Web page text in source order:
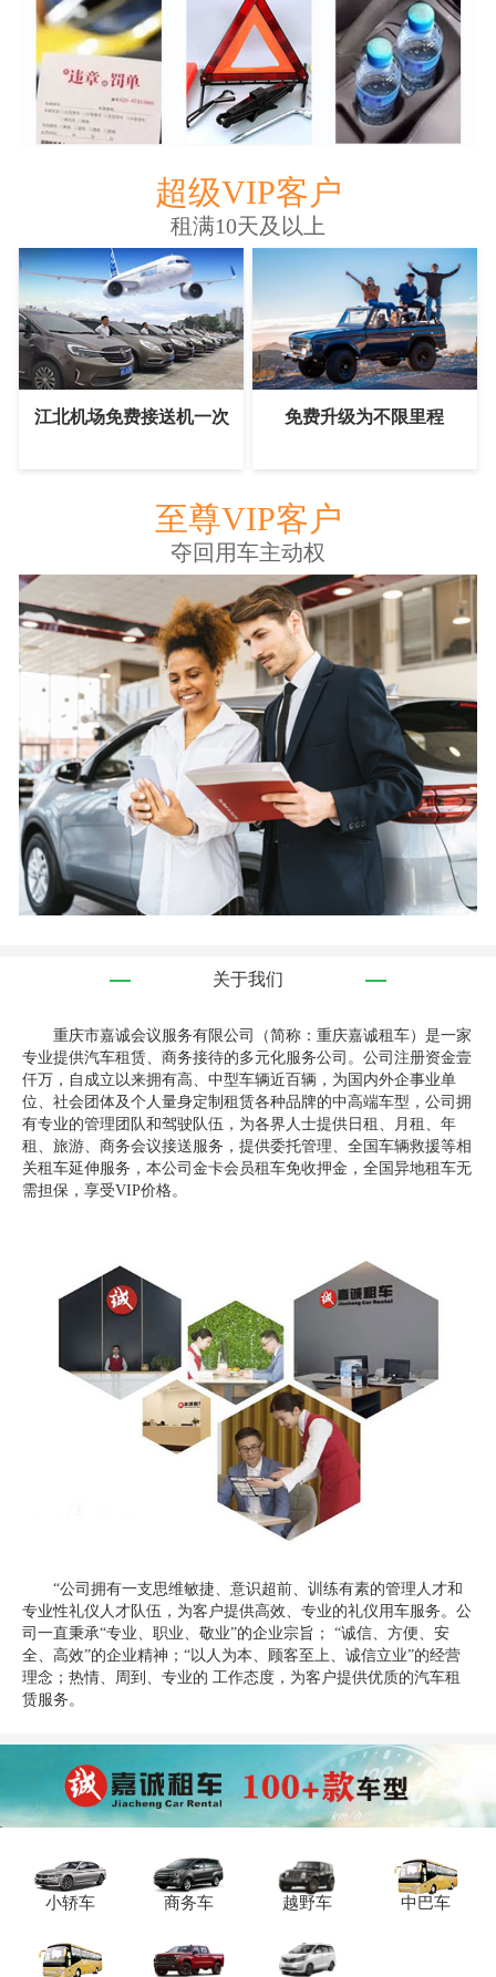
超级VIP客户
租满10天及以上
江北机场免费接送机一次 免费升级为不限里程
至尊VIP客户
夺回用车主动权
关于我们
重庆市嘉诚会议服务有限公司（简称：重庆嘉诚租车）是一家
专业提供汽车租赁、商务接待的多元化服务公司。公司注册资金壹
仟万，自成立以来拥有高、中型车辆近百辆，为国内外企事业单
位、社会团体及个人量身定制租赁各种品牌的中高端车型，公司拥
有专业的管理团队和驾驶队伍，为各界人士提供日租、月租、年
租、旅游、商务会议接送服务，提供委托管理、全国车辆救援等相
关租车延伸服务，本公司金卡会员租车免收押金，全国异地租车无
需担保，享受VIP价格。
“公司拥有一支思维敏捷、意识超前、训练有素的管理人才和
专业性礼仪人才队伍，为客户提供高效、专业的礼仪用车服务。公
司一直秉承“专业、职业、敬业”的企业宗旨； “诚信、方便、安
全、高效”的企业精神；“以人为本、顾客至上、诚信立业”的经营
理念；热情、周到、专业的 工作态度，为客户提供优质的汽车租
赁服务。
小轿车 商务车 越野车 中巴车